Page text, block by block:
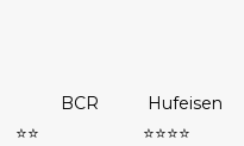
BCR
Hufeisen
⭐⭐ ⭐⭐⭐⭐